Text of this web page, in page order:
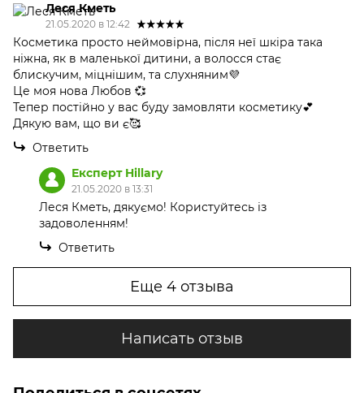
Леся Кметь
21.05.2020 в 12:42
Косметика просто неймовірна, після неї шкіра така
ніжна, як в маленької дитини, а волосся стає
блискучим, міцнішим, та слухняним💜
Це моя нова Любов 💞
Тепер постійно у вас буду замовляти косметику💕
Дякую вам, що ви є🥰
Ответить
Експерт Hillary
21.05.2020 в 13:31
Леся Кметь, дякуємо! Користуйтесь із
задоволенням!
Ответить
Еще 4 отзыва
Написать отзыв